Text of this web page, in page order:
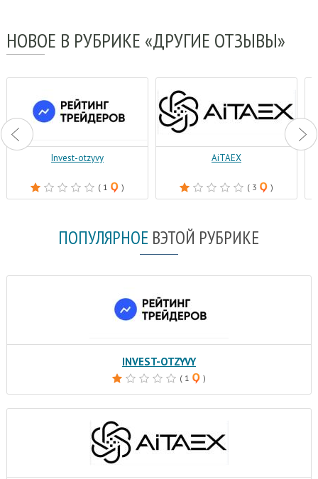
НОВОЕ В РУБРИКЕ «ДРУГИЕ ОТЗЫВЫ»
Invest-otzyvy
( 1 )
AiTAEX
( 3 )
ПОПУЛЯРНОЕ ВЭТОЙ РУБРИКЕ
INVEST-OTZYVY
( 1 )